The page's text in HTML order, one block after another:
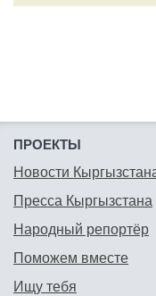
ПРОЕКТЫ
Новости
Пресса Кыргызстана
Народный репортёр
Поможем вместе
Ищу тебя